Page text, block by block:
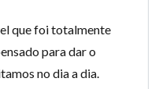
que foi totalmente
para dar o
no dia a dia.